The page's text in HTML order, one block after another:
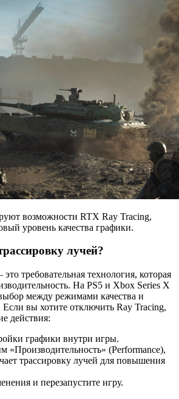
возможности RTX Ray Tracing,
уровень качества графики.
лучей?
требовательная технология, которая
На PS5 и Xbox Series X
между режимами качества и
Если вы хотите отключить Ray Tracing,
действия:
графики внутри игры.
«Производительность» (Performance),
трассировку лучей для повышения
и перезапустите игру.